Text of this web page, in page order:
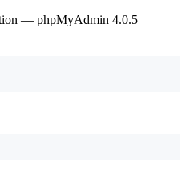
— phpMyAdmin 4.0.5